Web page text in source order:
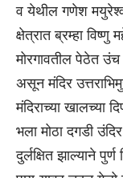
व येथील गणेश
क्षेत्रात ब्रम्हा
मोरगावतील पेठेत
असून मंदिर
मंदिराच्या खालच्या
भला मोठा दगडी
दुर्लक्षित झाल्याने